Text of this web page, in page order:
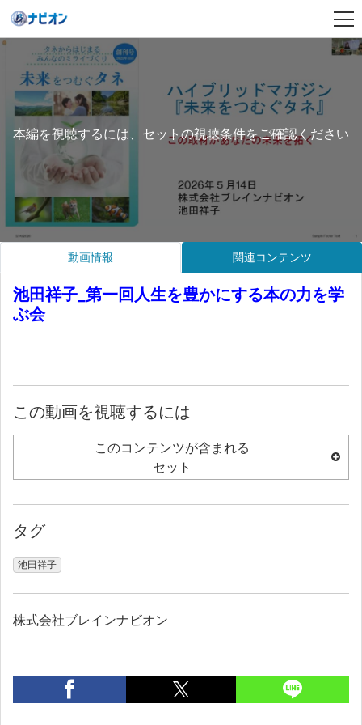
本編を視聴するには、セットの視聴条件をご確認ください
動画情報 関連コンテンツ
池田祥子_第一回人生を豊かにする本の力を学
ぶ会
この動画を視聴するには
このコンテンツが含まれる
セット
タグ
池田祥子
株式会社ブレインナビオン